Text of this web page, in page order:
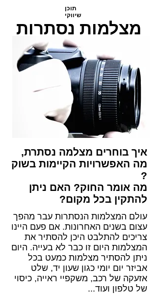
מצלמות נסתרות
עולם המצלמות הנסתרות עבר מהפך
עצום בשנים האחרונות. אם פעם היינו
צריכים להתלבט היכן להסתיר את
המצלמות היום זו כבר לא בעייה. היום
ניתן להסתיר מצלמות כמעט בכל
אביזר יום יומי כגון שעון יד, שלט
אזעקה של רכב, משקפיי ראייה, כיסוי
של טלפון ועוד...
איך בוחרים מצלמה נסתרת,
מה האפשרויות הקיימות בשוק
?
מה אומר החוק? האם ניתן
להתקין בכל מקום?
תוכן
שיווקי